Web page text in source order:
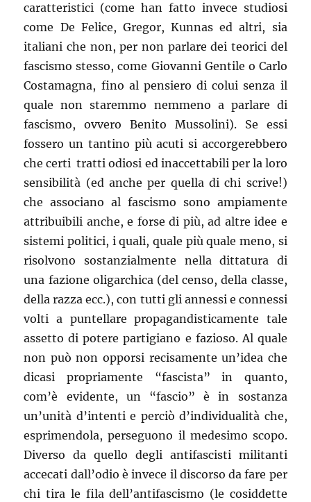
caratteristici (come han fatto invece studiosi
come De Felice, Gregor, Kunnas ed altri, sia
italiani che non, per non parlare dei teorici del
fascismo stesso, come Giovanni Gentile o Carlo
Costamagna, fino al pensiero di colui senza il
quale non staremmo nemmeno a parlare di
fascismo, ovvero Benito Mussolini). Se essi
fossero un tantino più acuti si accorgerebbero
che certi tratti odiosi ed inaccettabili per la loro
sensibilità (ed anche per quella di chi scrive!)
che associano al fascismo sono ampiamente
attribuibili anche, e forse di più, ad altre idee e
sistemi politici, i quali, quale più quale meno, si
risolvono sostanzialmente nella dittatura di
una fazione oligarchica (del censo, della classe,
della razza ecc.), con tutti gli annessi e connessi
volti a puntellare propagandisticamente tale
assetto di potere partigiano e fazioso. Al quale
non può non opporsi recisamente un’idea che
dicasi propriamente “fascista” in quanto,
com’è evidente, un “fascio” è in sostanza
un’unità d’intenti e perciò d’individualità che,
esprimendola, perseguono il medesimo scopo.
Diverso da quello degli antifascisti militanti
accecati dall’odio è invece il discorso da fare per
chi tira le fila dell’antifascismo (le cosiddette